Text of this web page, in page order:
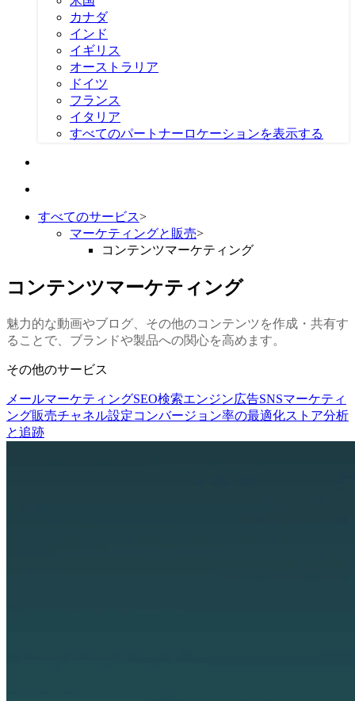
カナダ
インド
イギリス
オーストラリア
ドイツ
フランス
イタリア
すべてのパートナーロケーションを表示する
すべてのサービス>
マーケティングと販売>
コンテンツマーケティング
コンテンツマーケティング
魅力的な動画やブログ、その他のコンテンツを作成・共有す
ることで、ブランドや製品への関心を高めます。
その他のサービス
メールマーケティングSEO検索エンジン広告SNSマーケティ
ング販売チャネル設定コンバージョン率の最適化ストア分析
と追跡